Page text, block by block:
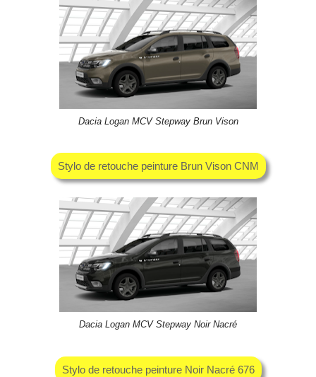
Dacia Logan MCV Stepway Brun Vison
Stylo de retouche peinture Brun Vison CNM
Dacia Logan MCV Stepway Noir Nacré
Stylo de retouche peinture Noir Nacré 676